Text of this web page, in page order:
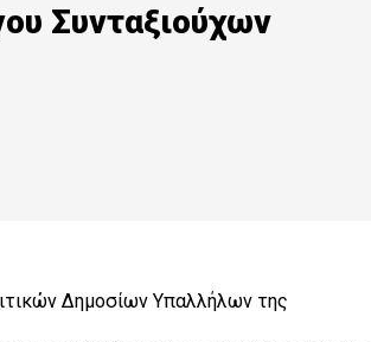
Συνταξιούχων
Δημοσίων Υπαλλήλων της